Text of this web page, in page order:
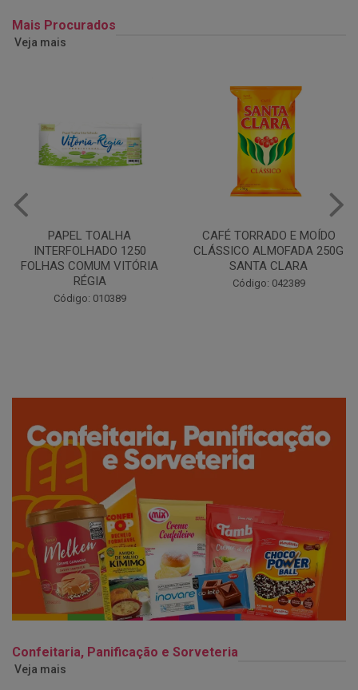
Mais Procurados
Veja mais
CAFÉ TORRADO E MOÍDO
CLÁSSICO ALMOFADA 250G
SANTA CLARA
Código: 042389
Copo Plástico Branco 180ml
Pacote c/100 - Cristalcopo
Código: 031413
Confeitaria, Panificação e Sorveteria
Veja mais